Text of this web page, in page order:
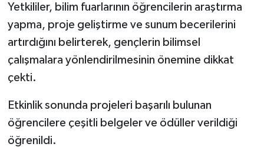
Yetkililer, bilim fuarlarının öğrencilerin araştırma
yapma, proje geliştirme ve sunum becerilerini
artırdığını belirterek, gençlerin bilimsel
çalışmalara yönlendirilmesinin önemine dikkat
çekti.
Etkinlik sonunda projeleri başarılı bulunan
öğrencilere çeşitli belgeler ve ödüller verildiği
öğrenildi.